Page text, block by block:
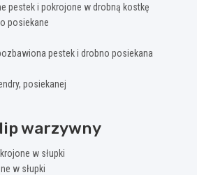
pestek i pokrojone w drobną kostkę
posiekane
pestek i drobno posiekana
posiekanej
warzywny
w słupki
w słupki